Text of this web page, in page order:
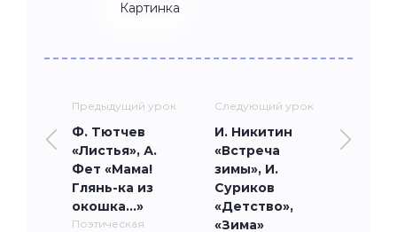
Предыдущий урок
Ф. Тютчев
«Листья», А.
Фет «Мама!
Глянь-ка из
окошка…»
Поэтическая
Следующий урок
И. Никитин
«Встреча
зимы», И.
Суриков
«Детство»,
«Зима»